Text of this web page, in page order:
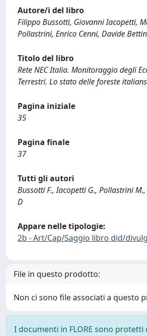
Autore/i del libro
Filippo Bussotti, Giovanni Iacopetti,
Pollastrini, Enrico Cenni, Davide
Titolo del libro
Rete NEC Italia. Monitoraggio degli
Terrestri. Lo stato delle foreste italians
Pagina iniziale
35
Pagina finale
37
Tutti gli autori
Bussotti F., Iacopetti G., Pollastrini
D
Appare nelle tipologie:
2b - Art/Cap/Saggio libro did/divulg
File in questo prodotto:
Non ci sono file associati a questo
I documenti in FLORE sono